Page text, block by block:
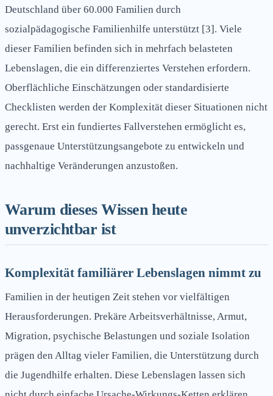
Deutschland über 60.000 Familien durch
sozialpädagogische Familienhilfe unterstützt [3]. Viele
dieser Familien befinden sich in mehrfach belasteten
Lebenslagen, die ein differenziertes Verstehen erfordern.
Oberflächliche Einschätzungen oder standardisierte
Checklisten werden der Komplexität dieser Situationen nicht
gerecht. Erst ein fundiertes Fallverstehen ermöglicht es,
passgenaue Unterstützungsangebote zu entwickeln und
nachhaltige Veränderungen anzustoßen.
Warum dieses Wissen heute
unverzichtbar ist
Komplexität familiärer Lebenslagen nimmt zu
Familien in der heutigen Zeit stehen vor vielfältigen
Herausforderungen. Prekäre Arbeitsverhältnisse, Armut,
Migration, psychische Belastungen und soziale Isolation
prägen den Alltag vieler Familien, die Unterstützung durch
die Jugendhilfe erhalten. Diese Lebenslagen lassen sich